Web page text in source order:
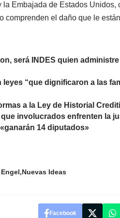
Embajada de Estados Unidos,
comprenden el daño que le
será INDES quien
“que dignificaron a las
a la Ley de Historial
involucrados enfrenten la
14 diputados»
Nuevas Ideas
Facebook